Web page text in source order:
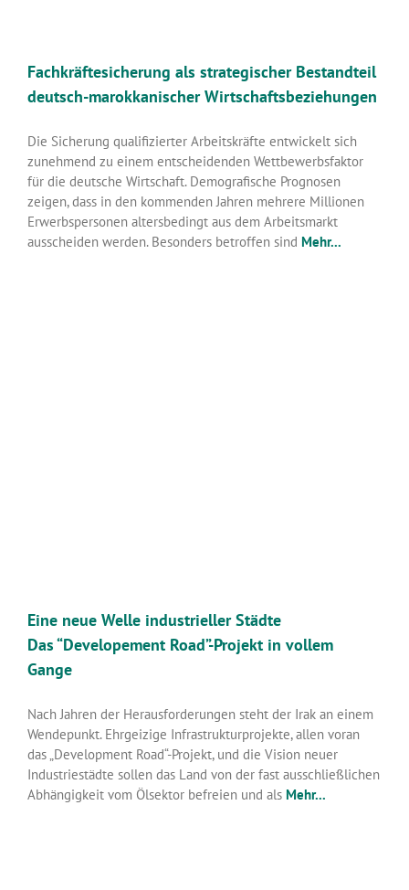
Fachkräftesicherung als strategischer Bestandteil
deutsch-marokkanischer Wirtschaftsbeziehungen
Die Sicherung qualifizierter Arbeitskräfte entwickelt sich
zunehmend zu einem entscheidenden Wettbewerbsfaktor
für die deutsche Wirtschaft. Demografische Prognosen
zeigen, dass in den kommenden Jahren mehrere Millionen
Erwerbspersonen altersbedingt aus dem Arbeitsmarkt
ausscheiden werden. Besonders betroffen sind Mehr...
Eine neue Welle industrieller Städte
Das “Developement Road”-Projekt in vollem
Gange
Nach Jahren der Herausforderungen steht der Irak an einem
Wendepunkt. Ehrgeizige Infrastrukturprojekte, allen voran
das „Development Road“-Projekt, und die Vision neuer
Industriestädte sollen das Land von der fast ausschließlichen
Abhängigkeit vom Ölsektor befreien und als Mehr...